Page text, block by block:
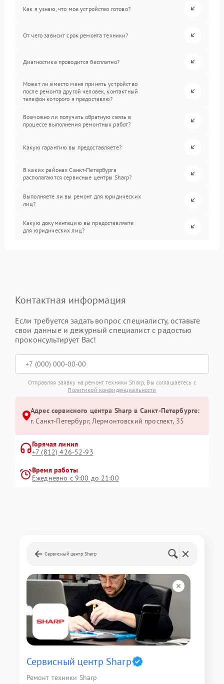
Как я узнаю, что мое устройство готово?
От чего зависит срок ремонта техники?
Диагностика проводится бесплатно?
Может ли вместо меня принять устройство
после ремонта другой человек, контактный
телефон которого я предоставлю?
Возможно ли получать обратную связь в
процессе выполнения ремонтных работ?
Какую гарантию вы предоставляете?
В каких районах Санкт-Петербурга
располагаются сервисные центры Sharp?
Выполняете ли вы ремонт для юридических
лиц?
Какую документацию вы предоставляете
для юридических лиц?
Контактная информация
Если требуется задать вопрос специалисту, оставьте
свои данные и дежурный специалист с радостью
проконсультирует Вас!
Отправляя заявку на ремонт техники Sharp, Вы соглашаетесь с
Политикой конфиденциальности
Адрес сервисного центра Sharp в Санкт-Петербурге:
г. Санкт-Петербург, Лермонтовский проспект, 35
Горячая линия
+7 (812) 426-52-93
Время работы
Ежедневно с 9:00 до 21:00
Сервисный центр Sharp
Сервисный центр Sharp
Ремонт техники Sharp